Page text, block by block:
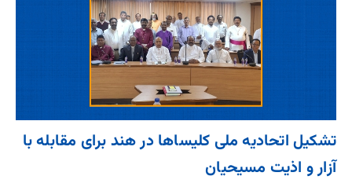
تشکیل اتحادیه ملی کلیساها در هند برای مقابله با
آزار و اذیت مسیحیان